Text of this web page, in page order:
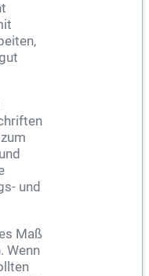
und
Maß
Wenn